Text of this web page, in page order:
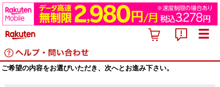
ご希望の内容をお選びいただき、次へとお進み下さい。